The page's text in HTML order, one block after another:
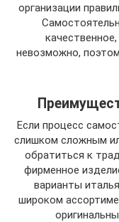
организации
невозможно,
Если процесс
слишком сложным
обратиться к
фирменное
варианты
широком